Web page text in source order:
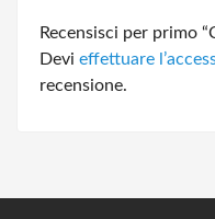
Recensisci per primo
Devi effettuare
recensione.